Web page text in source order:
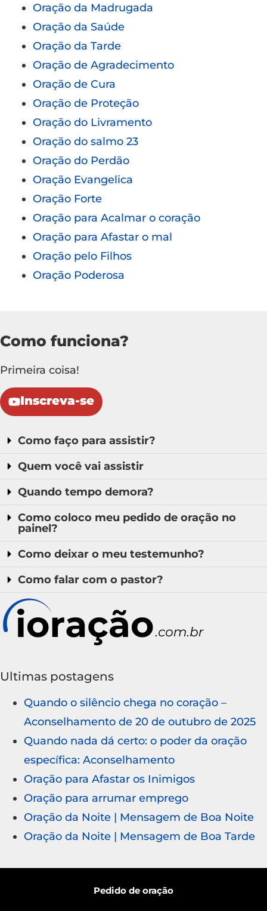
Oração da Madrugada
Oração da Saúde
Oração da Tarde
Oração de Agradecimento
Oração de Cura
Oração de Proteção
Oração do Livramento
Oração do salmo 23
Oração do Perdão
Oração Evangelica
Oração Forte
Oração para Acalmar o coração
Oração para Afastar o mal
Oração pelo Filhos
Oração Poderosa
Como funciona?
Primeira coisa!
Inscreva-se
Como faço para assistir?
Quem você vai assistir
Quando tempo demora?
Como coloco meu pedido de oração no
painel?
Como deixar o meu testemunho?
Como falar com o pastor?
Ultimas postagens
Quando o silêncio chega no coração –
Aconselhamento de 20 de outubro de 2025
Quando nada dá certo: o poder da oração
específica: Aconselhamento
Oração para Afastar os Inimigos
Oração para arrumar emprego
Oração da Noite | Mensagem de Boa Noite
Oração da Noite | Mensagem de Boa Tarde
Pedido de oração